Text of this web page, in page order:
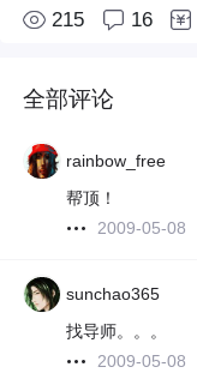
215 16
全部评论
rainbow_free
帮顶！
2009-05-08
sunchao365
找导师。。。
2009-05-08